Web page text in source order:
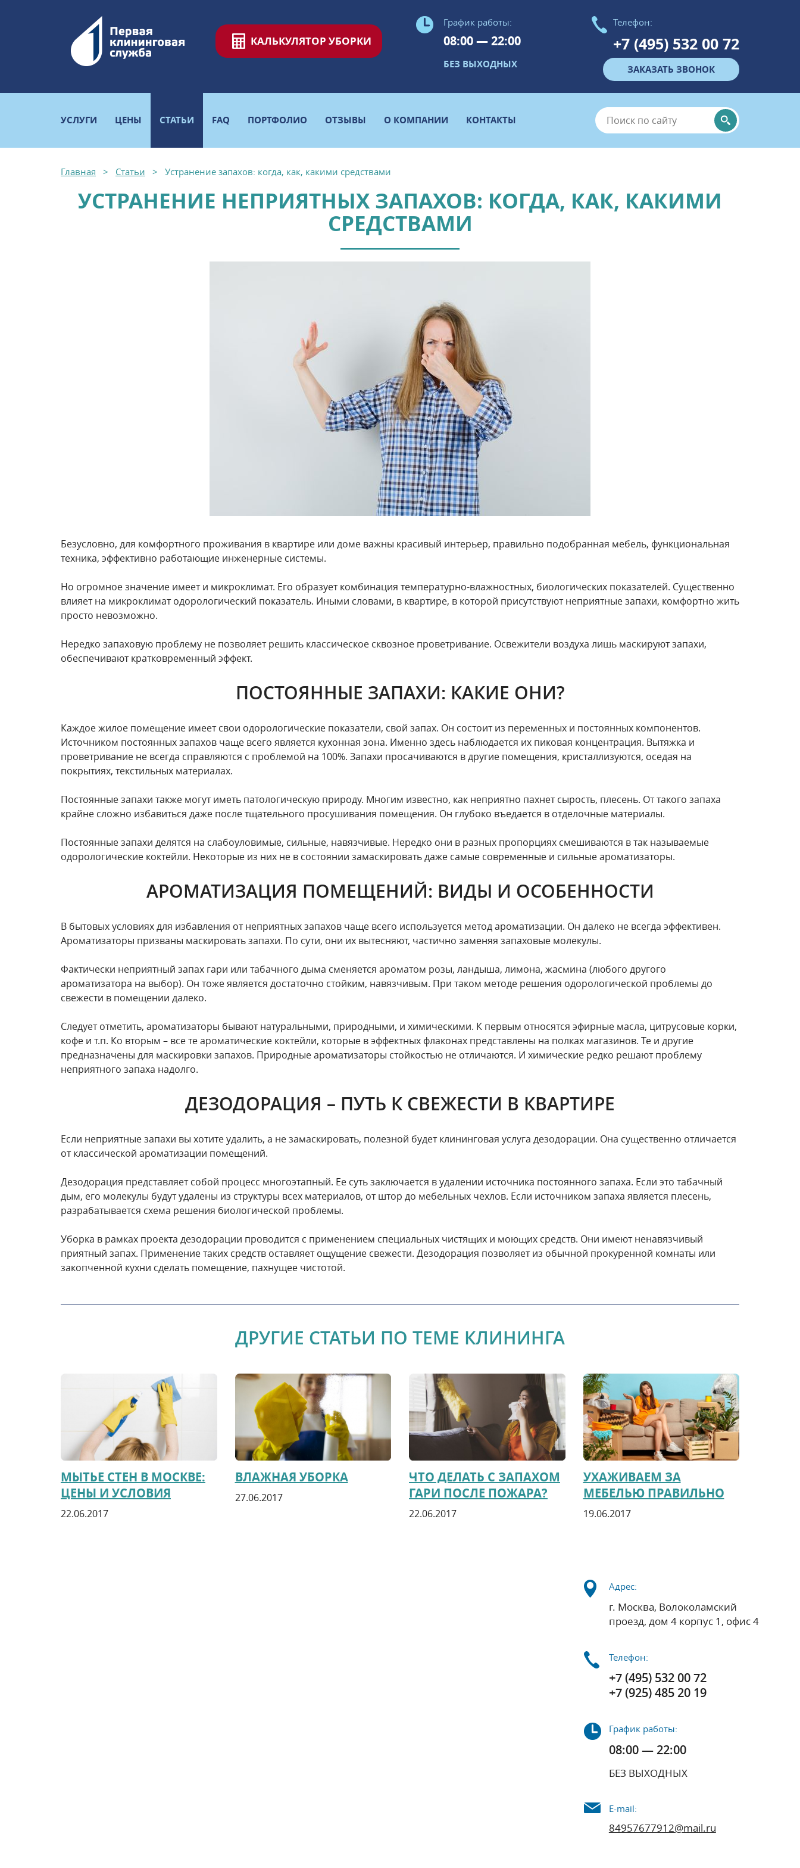
КАЛЬКУЛЯТОР УБОРКИ
График работы:
08:00 — 22:00
БЕЗ ВЫХОДНЫХ
Телефон:
+7 (495) 532 00 72
ЗАКАЗАТЬ ЗВОНОК
УСЛУГИ ЦЕНЫ СТАТЬИ FAQ ПОРТФОЛИО ОТЗЫВЫ О КОМПАНИИ КОНТАКТЫ
Главная Статьи Устранение запахов: когда, как, какими средствами
УСТРАНЕНИЕ НЕПРИЯТНЫХ ЗАПАХОВ: КОГДА, КАК, КАКИМИ
СРЕДСТВАМИ
Безусловно, для комфортного проживания в квартире или доме важны красивый интерьер, правильно подобранная мебель, функциональная
техника, эффективно работающие инженерные системы.
Но огромное значение имеет и микроклимат. Его образует комбинация температурно-влажностных, биологических показателей. Существенно
влияет на микроклимат одорологический показатель. Иными словами, в квартире, в которой присутствуют неприятные запахи, комфортно жить
просто невозможно.
Нередко запаховую проблему не позволяет решить классическое сквозное проветривание. Освежители воздуха лишь маскируют запахи,
обеспечивают кратковременный эффект.
ПОСТОЯННЫЕ ЗАПАХИ: КАКИЕ ОНИ?
Каждое жилое помещение имеет свои одорологические показатели, свой запах. Он состоит из переменных и постоянных компонентов.
Источником постоянных запахов чаще всего является кухонная зона. Именно здесь наблюдается их пиковая концентрация. Вытяжка и
проветривание не всегда справляются с проблемой на 100%. Запахи просачиваются в другие помещения, кристаллизуются, оседая на
покрытиях, текстильных материалах.
Постоянные запахи также могут иметь патологическую природу. Многим известно, как неприятно пахнет сырость, плесень. От такого запаха
крайне сложно избавиться даже после тщательного просушивания помещения. Он глубоко въедается в отделочные материалы.
Постоянные запахи делятся на слабоуловимые, сильные, навязчивые. Нередко они в разных пропорциях смешиваются в так называемые
одорологические коктейли. Некоторые из них не в состоянии замаскировать даже самые современные и сильные ароматизаторы.
АРОМАТИЗАЦИЯ ПОМЕЩЕНИЙ: ВИДЫ И ОСОБЕННОСТИ
В бытовых условиях для избавления от неприятных запахов чаще всего используется метод ароматизации. Он далеко не всегда эффективен.
Ароматизаторы призваны маскировать запахи. По сути, они их вытесняют, частично заменяя запаховые молекулы.
Фактически неприятный запах гари или табачного дыма сменяется ароматом розы, ландыша, лимона, жасмина (любого другого
ароматизатора на выбор). Он тоже является достаточно стойким, навязчивым. При таком методе решения одорологической проблемы до
свежести в помещении далеко.
Следует отметить, ароматизаторы бывают натуральными, природными, и химическими. К первым относятся эфирные масла, цитрусовые корки,
кофе и т.п. Ко вторым – все те ароматические коктейли, которые в эффектных флаконах представлены на полках магазинов. Те и другие
предназначены для маскировки запахов. Природные ароматизаторы стойкостью не отличаются. И химические редко решают проблему
неприятного запаха надолго.
ДЕЗОДОРАЦИЯ – ПУТЬ К СВЕЖЕСТИ В КВАРТИРЕ
Если неприятные запахи вы хотите удалить, а не замаскировать, полезной будет клининговая услуга дезодорации. Она существенно отличается
от классической ароматизации помещений.
Дезодорация представляет собой процесс многоэтапный. Ее суть заключается в удалении источника постоянного запаха. Если это табачный
дым, его молекулы будут удалены из структуры всех материалов, от штор до мебельных чехлов. Если источником запаха является плесень,
разрабатывается схема решения биологической проблемы.
Уборка в рамках проекта дезодорации проводится с применением специальных чистящих и моющих средств. Они имеют ненавязчивый
приятный запах. Применение таких средств оставляет ощущение свежести. Дезодорация позволяет из обычной прокуренной комнаты или
закопченной кухни сделать помещение, пахнущее чистотой.
ДРУГИЕ СТАТЬИ ПО ТЕМЕ КЛИНИНГА
МЫТЬЕ СТЕН В МОСКВЕ:
ЦЕНЫ И УСЛОВИЯ
22.06.2017
ВЛАЖНАЯ УБОРКА
27.06.2017
ЧТО ДЕЛАТЬ С ЗАПАХОМ
ГАРИ ПОСЛЕ ПОЖАРА?
22.06.2017
УХАЖИВАЕМ ЗА
МЕБЕЛЬЮ ПРАВИЛЬНО
19.06.2017
Адрес:
г. Москва, Волоколамский
проезд, дом 4 корпус 1, офис 4
Телефон:
+7 (495) 532 00 72
+7 (925) 485 20 19
График работы:
08:00 — 22:00
БЕЗ ВЫХОДНЫХ
E-mail:
84957677912@mail.ru